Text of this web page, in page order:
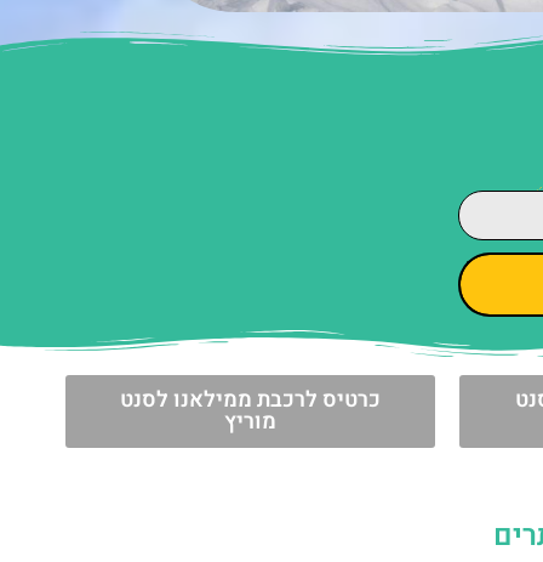
כרטיס לרכבת ממילאנו לסנט
מוריץ